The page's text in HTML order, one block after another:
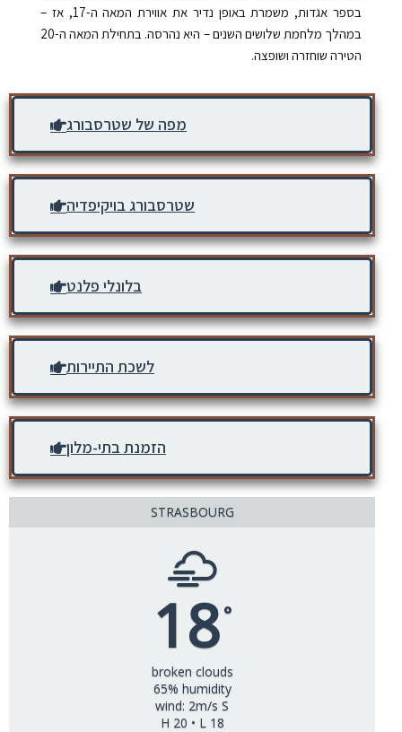
בספר אגדות, משמרת באופן נדיר את אווירת המאה ה-17, אז –
במהלך מלחמת שלושים השנים – היא נהרסה. בתחילת המאה ה-20
הטירה שוחזרה ושופצה.
מפה של שטרסבורג
שטרסבורג בויקיפדיה
בלונלי פלנט
לשכת התיירות
הזמנת בתי-מלון
STRASBOURG
18°
broken clouds
65% humidity
wind: 2m/s S
H 20 • L 18